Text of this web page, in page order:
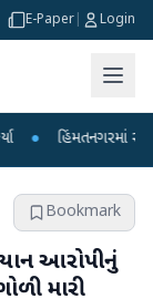
E-Paper Login
હિંમતનગરમાં રહસ્યમય
Bookmark
આરોપીનું
મારી